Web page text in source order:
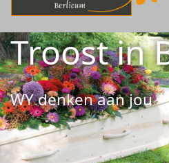
Troost in
WY denken aan jou